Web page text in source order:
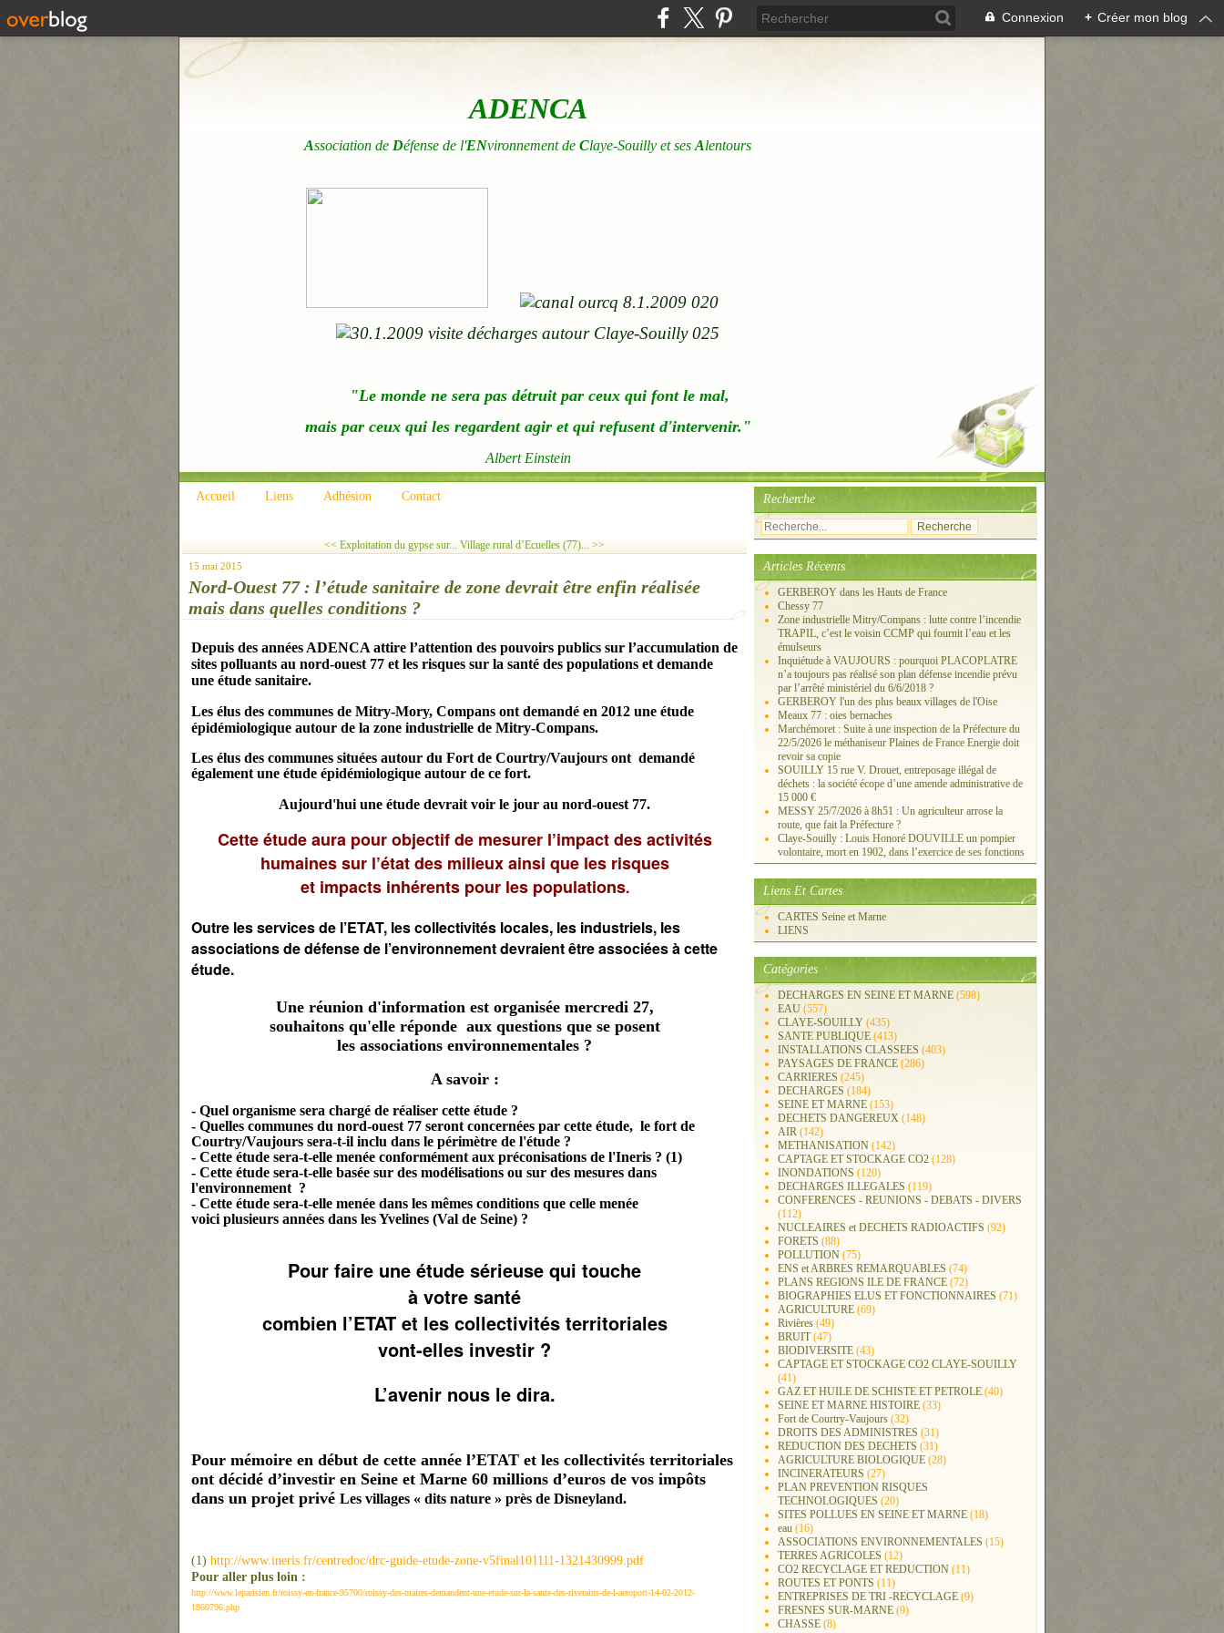
Connexion + Créer mon blog
ADENCA
Association de Défense de l'ENvironnement de Claye-Souilly et ses Alentours
"Le monde ne sera pas détruit par ceux qui font le mal,
mais par ceux qui les regardent agir et qui refusent d'intervenir."
Albert Einstein
Accueil Liens Adhésion Contact
<< Exploitation du gypse sur... Village rural d’Ecuelles (77)... >>
15 mai 2015
Nord-Ouest 77 : l’étude sanitaire de zone devrait être enfin réalisée
mais dans quelles conditions ?
Depuis des années ADENCA attire l’attention des pouvoirs publics sur l’accumulation de
sites polluants au nord-ouest 77 et les risques sur la santé des populations et demande
une étude sanitaire.
Les élus des communes de Mitry-Mory, Compans ont demandé en 2012 une étude
épidémiologique autour de la zone industrielle de Mitry-Compans.
Les élus des communes situées autour du Fort de Courtry/Vaujours ont demandé
également une étude épidémiologique autour de ce fort.
Aujourd'hui une étude devrait voir le jour au nord-ouest 77.
Cette étude aura pour objectif de mesurer l’impact des activités
humaines sur l’état des milieux ainsi que les risques
et impacts inhérents pour les populations.
Outre les services de l’ETAT, les collectivités locales, les industriels, les
associations de défense de l’environnement devraient être associées à cette
étude.
Une réunion d'information est organisée mercredi 27,
souhaitons qu'elle réponde aux questions que se posent
les associations environnementales ?
A savoir :
- Quel organisme sera chargé de réaliser cette étude ?
- Quelles communes du nord-ouest 77 seront concernées par cette étude, le fort de
Courtry/Vaujours sera-t-il inclu dans le périmètre de l'étude ?
- Cette étude sera-t-elle menée conformément aux préconisations de l'Ineris ? (1)
- Cette étude sera-t-elle basée sur des modélisations ou sur des mesures dans
l'environnement ?
- Cette étude sera-t-elle menée dans les mêmes conditions que celle menée
voici plusieurs années dans les Yvelines (Val de Seine) ?
Pour faire une étude sérieuse qui touche
à votre santé
combien l’ETAT et les collectivités territoriales
vont-elles investir ?
L’avenir nous le dira.
Pour mémoire en début de cette année l’ETAT et les collectivités territoriales
ont décidé d’investir en Seine et Marne 60 millions d’euros de vos impôts
dans un projet privé Les villages « dits nature » près de Disneyland.
(1) http://www.ineris.fr/centredoc/drc-guide-etude-zone-v5final101111-1321430999.pdf
Pour aller plus loin :
http://www.leparisien.fr/roissy-en-france-95700/roissy-des-maires-demandent-une-etude-sur-la-sante-des-riverains-de-l-aeroport-14-02-2012-
1860796.php
Recherche
Articles Récents
GERBEROY dans les Hauts de France
Chessy 77
Zone industrielle Mitry/Compans : lutte contre l’incendie
TRAPIL, c’est le voisin CCMP qui fournit l’eau et les
émulseurs
Inquiétude à VAUJOURS : pourquoi PLACOPLATRE
n’a toujours pas réalisé son plan défense incendie prévu
par l’arrêté ministériel du 6/6/2018 ?
GERBEROY l'un des plus beaux villages de l'Oise
Meaux 77 : oies bernaches
Marchémoret : Suite à une inspection de la Préfecture du
22/5/2026 le méthaniseur Plaines de France Energie doit
revoir sa copie
SOUILLY 15 rue V. Drouet, entreposage illégal de
déchets : la société écope d’une amende administrative de
15 000 €
MESSY 25/7/2026 à 8h51 : Un agriculteur arrose la
route, que fait la Préfecture ?
Claye-Souilly : Louis Honoré DOUVILLE un pompier
volontaire, mort en 1902, dans l’exercice de ses fonctions
Liens Et Cartes
CARTES Seine et Marne
LIENS
Catégories
DECHARGES EN SEINE ET MARNE (598)
EAU (557)
CLAYE-SOUILLY (435)
SANTE PUBLIQUE (413)
INSTALLATIONS CLASSEES (403)
PAYSAGES DE FRANCE (286)
CARRIERES (245)
DECHARGES (184)
SEINE ET MARNE (153)
DECHETS DANGEREUX (148)
AIR (142)
METHANISATION (142)
CAPTAGE ET STOCKAGE CO2 (128)
INONDATIONS (120)
DECHARGES ILLEGALES (119)
CONFERENCES - REUNIONS - DEBATS - DIVERS
(112)
NUCLEAIRES et DECHETS RADIOACTIFS (92)
FORETS (88)
POLLUTION (75)
ENS et ARBRES REMARQUABLES (74)
PLANS REGIONS ILE DE FRANCE (72)
BIOGRAPHIES ELUS ET FONCTIONNAIRES (71)
AGRICULTURE (69)
Rivières (49)
BRUIT(47)
BIODIVERSITE (43)
CAPTAGE ET STOCKAGE CO2 CLAYE-SOUILLY
(41)
GAZ ET HUILE DE SCHISTE ET PETROLE (40)
SEINE ET MARNE HISTOIRE (33)
Fort de Courtry-Vaujours (32)
DROITS DES ADMINISTRES (31)
REDUCTION DES DECHETS (31)
AGRICULTURE BIOLOGIQUE (28)
INCINERATEURS (27)
PLAN PREVENTION RISQUES
TECHNOLOGIQUES (20)
SITES POLLUES EN SEINE ET MARNE (18)
eau (16)
ASSOCIATIONS ENVIRONNEMENTALES (15)
TERRES AGRICOLES (12)
CO2 RECYCLAGE ET REDUCTION (11)
ROUTES ET PONTS (11)
ENTREPRISES DE TRI -RECYCLAGE (9)
FRESNES SUR-MARNE (9)
CHASSE (8)